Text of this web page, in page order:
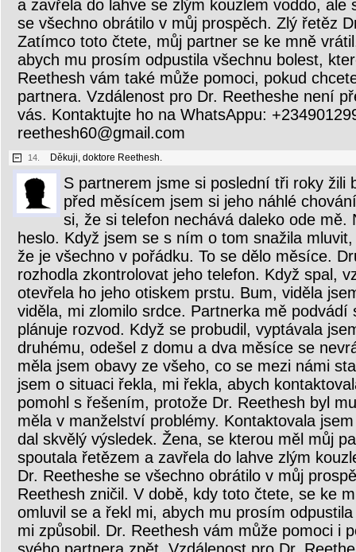
a zavřela do lahve se zlým kouzlem voddo, ale
se všechno obrátilo v můj prospěch. Zlý řetěz
Zatímco toto čtete, můj partner se ke mně
abych mu prosím odpustila všechnu bolest,
Reethesh vám také může pomoci, pokud
partnera. Vzdálenost pro Dr. Reetheshe není
vás. Kontaktujte ho na WhatsAppu:
reethesh60@gmail.com
14. Děkuji, doktore Reethesh.
S partnerem jsme si poslední tři roky žili
před měsícem jsem si jeho náhlé
si, že si telefon nechává daleko ode mě.
heslo. Když jsem se s ním o tom snažila
že je všechno v pořádku. To se dělo měsíce.
rozhodla zkontrolovat jeho telefon. Když spal,
otevřela ho jeho otiskem prstu. Bum, viděla
viděla, mi zlomilo srdce. Partnerka mě podvádí
plánuje rozvod. Když se probudil, vyptávala
druhému, odešel z domu a dva měsíce se
měla jsem obavy ze všeho, co se mezi námi
jsem o situaci řekla, mi řekla, abych
pomohl s řešením, protože Dr. Reethesh byl
měla v manželství problémy. Kontaktovala
dal skvělý výsledek. Žena, se kterou měl můj
spoutala řetězem a zavřela do lahve zlým
Dr. Reetheshe se všechno obrátilo v můj
Reethesh zničil. V době, kdy toto čtete, se ke
omluvil se a řekl mi, abych mu prosím
mi způsobil. Dr. Reethesh vám může pomoci i